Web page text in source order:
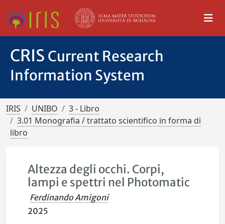
CRIS Current Research
Information System
IRIS UNIBO
3 - Libro
3.01 Monografia / trattato scientifico in forma di
libro
Altezza degli occhi. Corpi,
lampi e spettri nel Photomatic
Ferdinando Amigoni
2025